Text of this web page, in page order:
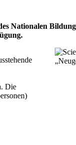
Nationalen
Die